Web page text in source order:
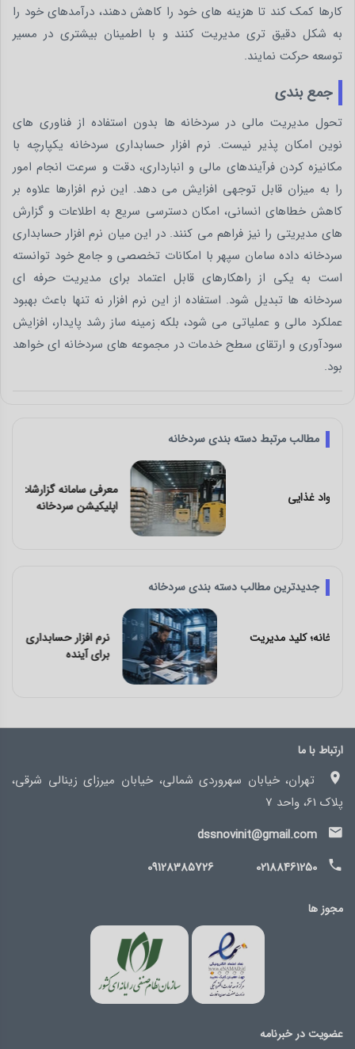
کارها کمک کند تا هزینه های خود را کاهش دهند، درآمدهای خود را
به شکل دقیق تری مدیریت کنند و با اطمینان بیشتری در مسیر
توسعه حرکت نمایند.
جمع بندی
تحول مدیریت مالی در سردخانه ها بدون استفاده از فناوری های
نوین امکان پذیر نیست. نرم افزار حسابداری سردخانه یکپارچه با
مکانیزه کردن فرآیندهای مالی و انبارداری، دقت و سرعت انجام امور
را به میزان قابل توجهی افزایش می دهد. این نرم افزارها علاوه بر
کاهش خطاهای انسانی، امکان دسترسی سریع به اطلاعات و گزارش
های مدیریتی را نیز فراهم می کنند. در این میان نرم افزار حسابداری
سردخانه داده سامان سپهر با امکانات تخصصی و جامع خود توانسته
است به یکی از راهکارهای قابل اعتماد برای مدیریت حرفه ای
سردخانه ها تبدیل شود. استفاده از این نرم افزار نه تنها باعث بهبود
عملکرد مالی و عملیاتی می شود، بلکه زمینه ساز رشد پایدار، افزایش
سودآوری و ارتقای سطح خدمات در مجموعه های سردخانه ای خواهد
بود.
مطالب مرتبط دسته بندی سردخانه
معرفی سامانه گزارشات تحت وب و موبایل
اپلیکیشن سردخانه
جدیدترین مطالب دسته بندی سردخانه
نرم افزار حسابداری سردخانه؛ سرمایه گذاری
برای آینده
ارتباط با ما
تهران، خیابان سهروردی شمالی، خیابان میرزای زینالی شرقی،
پلاک 61، واحد 7
dssnovinit@gmail.com
02188461250
09128385726
مجوز ها
عضویت در خبرنامه